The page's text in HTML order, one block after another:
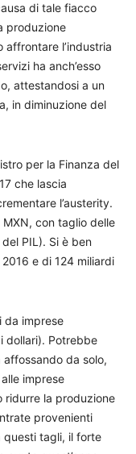
di tale fiacco
produzione
l’industria
ha anch’esso
attestandosi a un
in diminuzione del
per la Finanza del
che lascia
l’austerity.
con taglio delle
PIL). Si è ben
e di 124 miliardi
da imprese
dollari). Potrebbe
da solo,
imprese
ridurre la produzione
provenienti
questi tagli, il forte